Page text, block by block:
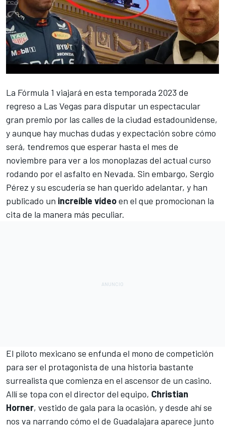
La Fórmula 1 viajará en esta temporada 2023 de
regreso a Las Vegas para disputar un espectacular
gran premio por las calles de la ciudad estadounidense,
y aunque hay muchas dudas y expectación sobre cómo
será, tendremos que esperar hasta el mes de
noviembre para ver a los monoplazas del actual curso
rodando por el asfalto en Nevada. Sin embargo, Sergio
Pérez y su escudería se han querido adelantar, y han
publicado un increíble vídeoen el que promocionan la
cita de la manera más peculiar.
El piloto mexicano se enfunda el mono de competición
para ser el protagonista de una historia bastante
surrealista que comienza en el ascensor de un casino.
Allí se topa con el director del equipo, Christian
Horner, vestido de gala para la ocasión, y desde ahí se
nos va narrando cómo el de Guadalajara aparece junto